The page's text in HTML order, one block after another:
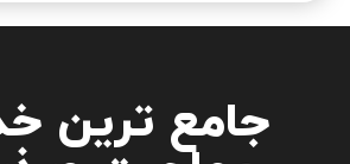
جامع ترین